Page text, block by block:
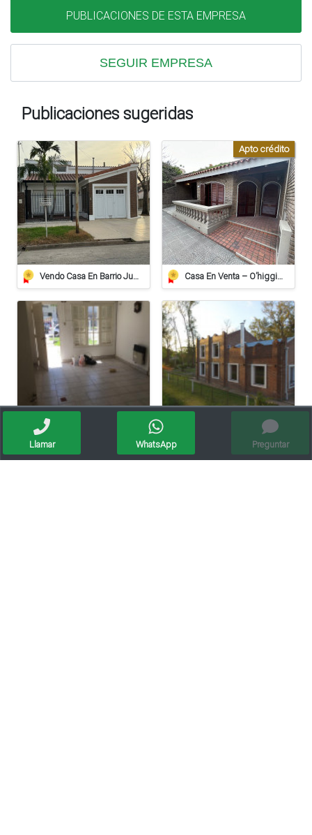
PUBLICACIONES DE ESTA EMPRESA
SEGUIR EMPRESA
Publicaciones sugeridas
Vendo Casa En Barrio Juan De Garay Calle Corrientes 406 Casa En Venta – O’higgins 739, Barrio Alberdi, Rafaela
Apto crédito
Llamar WhatsApp Preguntar